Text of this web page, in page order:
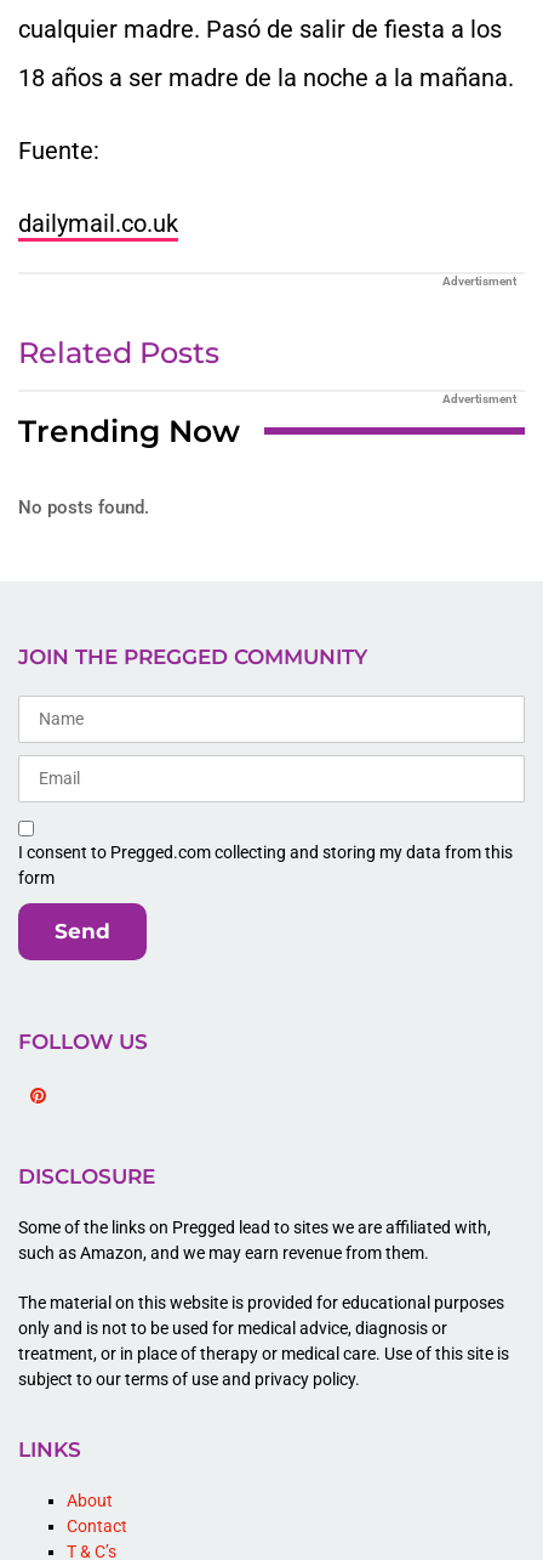
cualquier madre. Pasó de salir de fiesta a los
18 años a ser madre de la noche a la mañana.
Fuente:
dailymail.co.uk
Advertisment
Related Posts
Advertisment
Trending Now
No posts found.
JOIN THE PREGGED COMMUNITY
I consent to Pregged.com collecting and storing my data from this
form
Send
FOLLOW US
DISCLOSURE
Some of the links on Pregged lead to sites we are affiliated with,
such as Amazon, and we may earn revenue from them.
The material on this website is provided for educational purposes
only and is not to be used for medical advice, diagnosis or
treatment, or in place of therapy or medical care. Use of this site is
subject to our terms of use and privacy policy.
LINKS
About
Contact
T & C’s